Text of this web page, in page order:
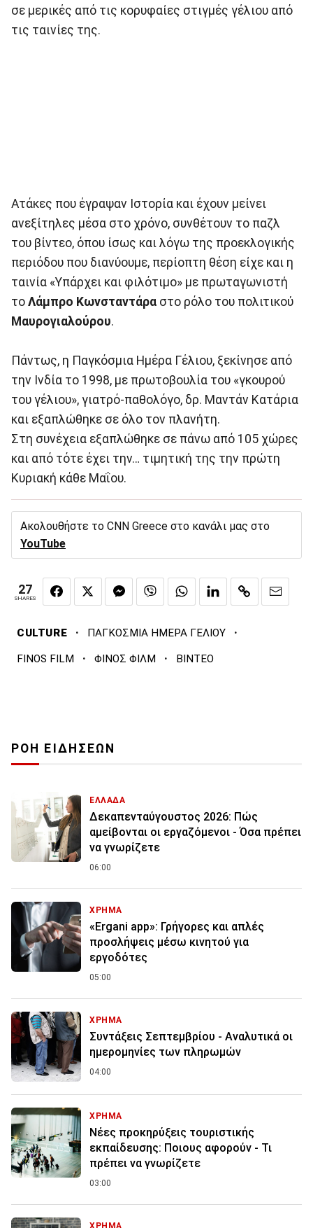
σε μερικές από τις κορυφαίες στιγμές γέλιου από
τις ταινίες της.
Ατάκες που έγραψαν Ιστορία και έχουν μείνει
ανεξίτηλες μέσα στο χρόνο, συνθέτουν το παζλ
του βίντεο, όπου ίσως και λόγω της προεκλογικής
περιόδου που διανύουμε, περίοπτη θέση είχε και η
ταινία «Υπάρχει και φιλότιμο» με πρωταγωνιστή
το Λάμπρο Κωνσταντάρα στο ρόλο του πολιτικού
Μαυρογιαλούρου.
Πάντως, η Παγκόσμια Ημέρα Γέλιου, ξεκίνησε από
την Ινδία το 1998, με πρωτοβουλία του «γκουρού
του γέλιου», γιατρό-παθολόγο, δρ. Μαντάν Κατάρια
και εξαπλώθηκε σε όλο τον πλανήτη.
Στη συνέχεια εξαπλώθηκε σε πάνω από 105 χώρες
και από τότε έχει την… τιμητική της την πρώτη
Κυριακή κάθε Μαΐου.
Ακολουθήστε το CNN Greece στο κανάλι μας στο
YouTube
27
SHARES
CULTURE · ΠΑΓΚΟΣΜΙΑ ΗΜΕΡΑ ΓΕΛΙΟΥ ·
FINOS FILM · ΦΙΝΟΣ ΦΙΛΜ · ΒΙΝΤΕΟ
ΡΟΗ ΕΙΔΗΣΕΩΝ
ΕΛΛΑΔΑ
Δεκαπενταύγουστος 2026: Πώς
αμείβονται οι εργαζόμενοι - Όσα πρέπει
να γνωρίζετε
06:00
ΧΡΗΜΑ
«Ergani app»: Γρήγορες και απλές
προσλήψεις μέσω κινητού για
εργοδότες
05:00
ΧΡΗΜΑ
Συντάξεις Σεπτεμβρίου - Αναλυτικά οι
ημερομηνίες των πληρωμών
04:00
ΧΡΗΜΑ
Νέες προκηρύξεις τουριστικής
εκπαίδευσης: Ποιους αφορούν - Τι
πρέπει να γνωρίζετε
03:00
ΧΡΗΜΑ